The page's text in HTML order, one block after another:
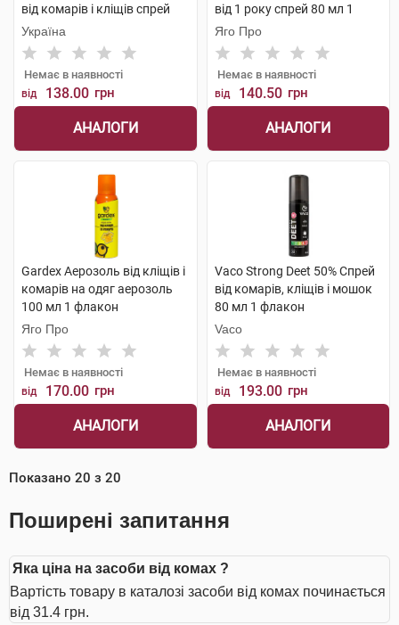
від комарів і кліщів спрей
150 мл 1 флакон
Україна
Немає в наявності
від 138.00 грн
АНАЛОГИ
від 1 року спрей 80 мл 1
флакон
Яго Про
Немає в наявності
від 140.50 грн
АНАЛОГИ
Gardex Аерозоль від кліщів і
комарів на одяг аерозоль
100 мл 1 флакон
Яго Про
Немає в наявності
від 170.00 грн
АНАЛОГИ
Vaco Strong Deet 50% Спрей
від комарів, кліщів і мошок
80 мл 1 флакон
Vaco
Немає в наявності
від 193.00 грн
АНАЛОГИ
Показано 20 з 20
Поширені запитання
Яка ціна на засоби від комах ?
Вартість товару в каталозі засоби від комах починається
від 31.4 грн.